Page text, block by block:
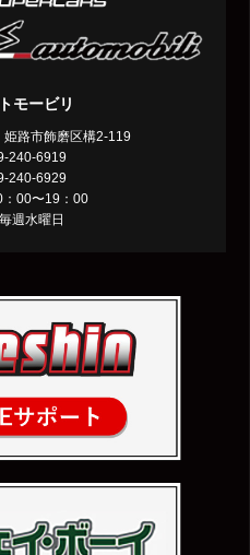
モービリ
路市飾磨区構2-119
240-6919
240-6929
00〜19：00
週水曜日